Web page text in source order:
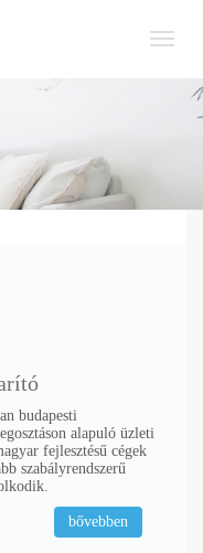
Toggle
budapesti
alapuló üzleti
fejlesztésű cégek
szabályrendszerű
bővebben